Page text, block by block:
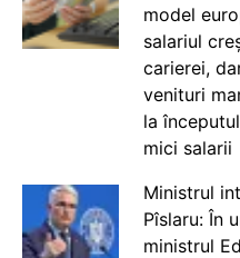
model
salariul
carierei,
venituri
la
mici salarii
Ministrul
Pîslaru: În
ministrul